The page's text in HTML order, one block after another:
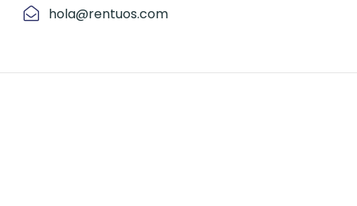
hola@rentuos.com